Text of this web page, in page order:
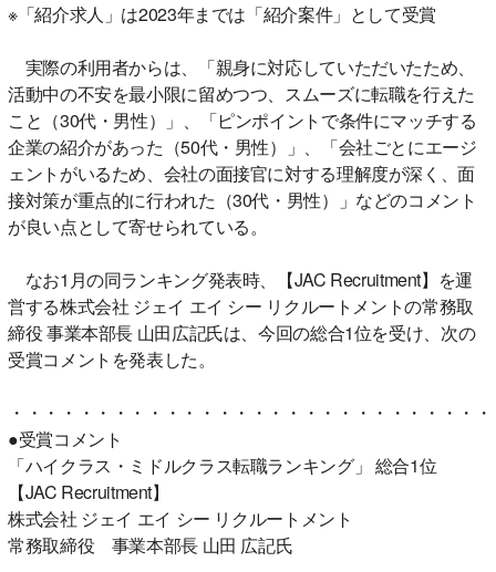
※「紹介求人」は2023年までは「紹介案件」として受賞
実際の利用者からは、「親身に対応していただいたため、
活動中の不安を最小限に留めつつ、スムーズに転職を行えた
こと（30代・男性）」、「ピンポイントで条件にマッチする
企業の紹介があった（50代・男性）」、「会社ごとにエージ
ェントがいるため、会社の面接官に対する理解度が深く、面
接対策が重点的に行われた（30代・男性）」などのコメント
が良い点として寄せられている。
なお1月の同ランキング発表時、【JAC Recruitment】を運
営する株式会社 ジェイ エイ シー リクルートメントの常務取
締役 事業本部長 山田広記氏は、今回の総合1位を受け、次の
受賞コメントを発表した。
・・・・・・・・・・・・・・・・・・・・・・・・・・・
●受賞コメント
「ハイクラス・ミドルクラス転職ランキング」 総合1位
【JAC Recruitment】
株式会社 ジェイ エイ シー リクルートメント
常務取締役 事業本部長 山田 広記氏